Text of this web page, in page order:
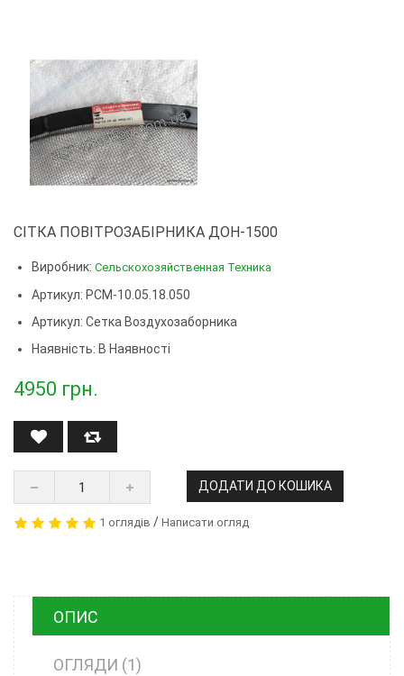
СІТКА ПОВІТРОЗАБІРНИКА ДОН-1500
Виробник: Сельскохозяйственная Техника
Артикул: РСМ-10.05.18.050
Артикул: Сетка Воздухозаборника
Наявність: В Наявності
4950 грн.
ДОДАТИ ДО КОШИКА
1 оглядів / Написати огляд
ОПИС
ОГЛЯДИ (1)